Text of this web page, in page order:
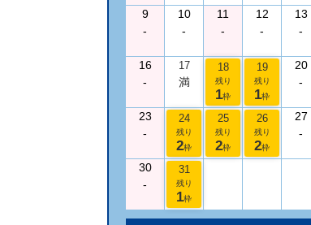
9
-
10
-
11
-
12
-
13
-
16
-
17
満
18
残り
1枠
19
残り
1枠
20
-
23
-
24
残り
2枠
25
残り
2枠
26
残り
2枠
27
-
30
-
31
残り
1枠